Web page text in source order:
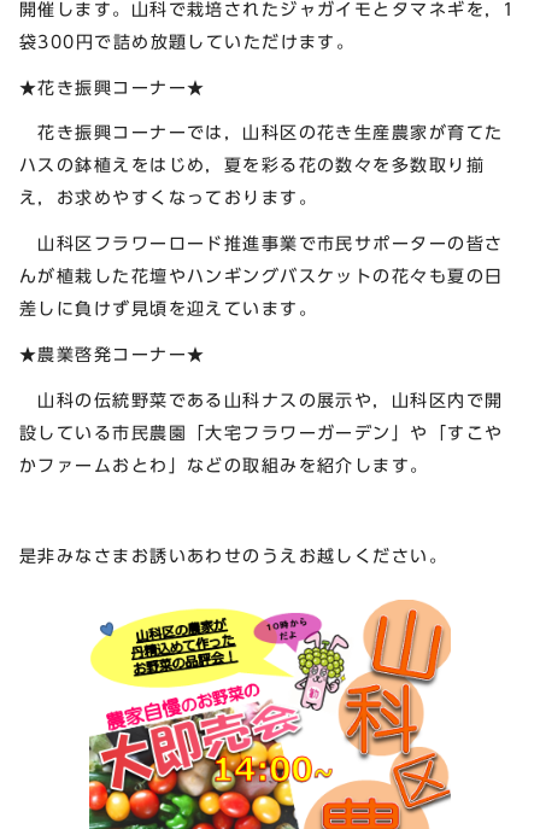
開催します。山科で栽培されたジャガイモとタマネギを，1
袋300円で詰め放題していただけます。
★花き振興コーナー★
花き振興コーナーでは，山科区の花き生産農家が育てた
ハスの鉢植えをはじめ，夏を彩る花の数々を多数取り揃
え，お求めやすくなっております。
山科区フラワーロード推進事業で市民サポーターの皆さ
んが植栽した花壇やハンギングバスケットの花々も夏の日
差しに負けず見頃を迎えています。
★農業啓発コーナー★
山科の伝統野菜である山科ナスの展示や，山科区内で開
設している市民農園「大宅フラワーガーデン」や「すこや
かファームおとわ」などの取組みを紹介します。
是非みなさまお誘いあわせのうえお越しください。